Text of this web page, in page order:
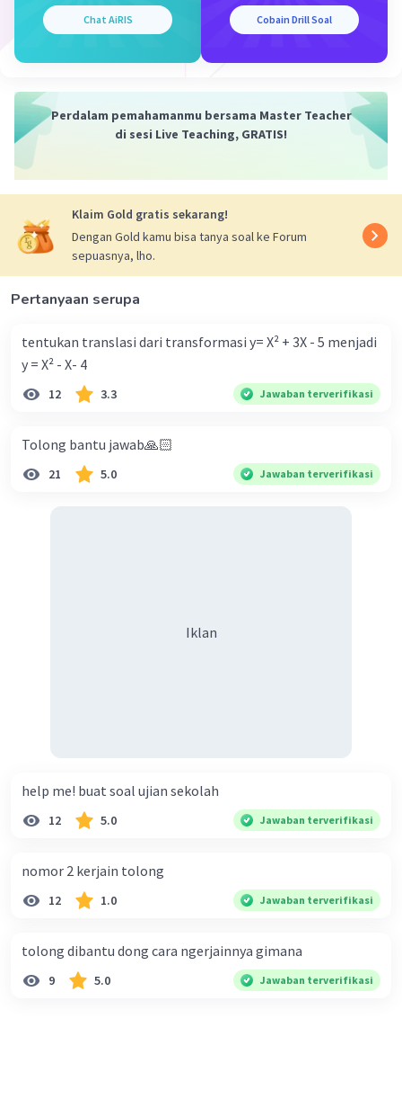
Chat AiRIS Cobain Drill Soal
Perdalam pemahamanmu bersama Master Teacher
di sesi Live Teaching, GRATIS!
Klaim Gold gratis sekarang!
Dengan Gold kamu bisa tanya soal ke Forum
sepuasnya, lho.
Pertanyaan serupa
tentukan translasi dari transformasi y= X² + 3X - 5 menjadi
y = X² - X- 4
12 3.3 Jawaban terverifikasi
Tolong bantu jawab🙏🏻
21 5.0 Jawaban terverifikasi
Iklan
help me! buat soal ujian sekolah
12 5.0 Jawaban terverifikasi
nomor 2 kerjain tolong
12 1.0 Jawaban terverifikasi
tolong dibantu dong cara ngerjainnya gimana
9 5.0 Jawaban terverifikasi